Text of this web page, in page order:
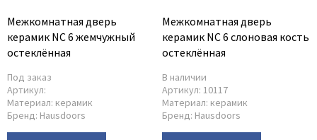
Межкомнатная дверь
керамик NC 6 жемчужный
остеклённая
Под заказ
Артикул:
Материал: керамик
Бренд: Hausdoors
Межкомнатная дверь
керамик NC 6 слоновая кость
остеклённая
В наличии
Артикул: 10117
Материал: керамик
Бренд: Hausdoors